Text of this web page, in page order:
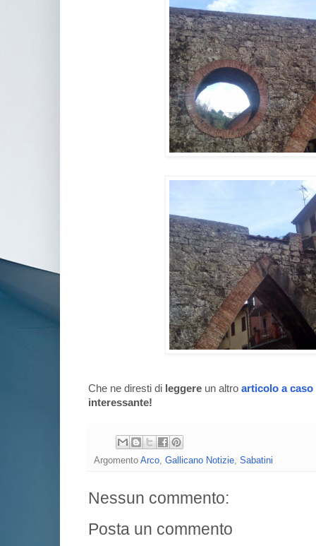
Che ne diresti di leggere un altro articolo a caso
interessante!
Argomento Arco Gallicano Notizie Sabatini
Nessun commento:
Posta un commento